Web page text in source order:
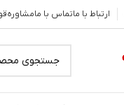
ارتباط با ماتماس با مامشاوره